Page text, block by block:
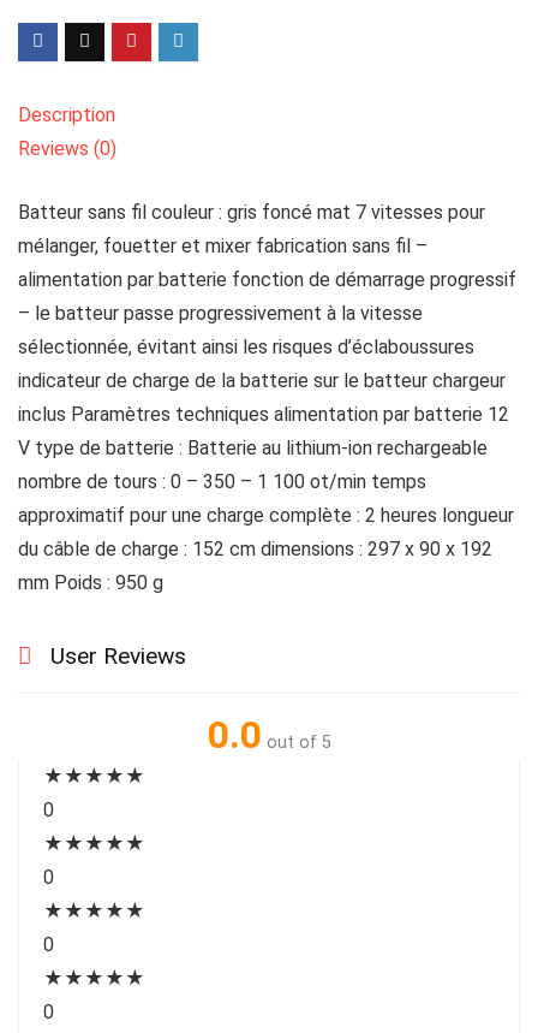
Description
Reviews (0)
Batteur sans fil couleur : gris foncé mat 7 vitesses pour
mélanger, fouetter et mixer fabrication sans fil –
alimentation par batterie fonction de démarrage progressif
– le batteur passe progressivement à la vitesse
sélectionnée, évitant ainsi les risques d’éclaboussures
indicateur de charge de la batterie sur le batteur chargeur
inclus Paramètres techniques alimentation par batterie 12
V type de batterie : Batterie au lithium-ion rechargeable
nombre de tours : 0 – 350 – 1 100 ot/min temps
approximatif pour une charge complète : 2 heures longueur
du câble de charge : 152 cm dimensions : 297 x 90 x 192
mm Poids : 950 g
User Reviews
0.0 out of 5
★ ★ ★ ★ ★
0
★ ★ ★ ★ ★
0
★ ★ ★ ★ ★
0
★ ★ ★ ★ ★
0